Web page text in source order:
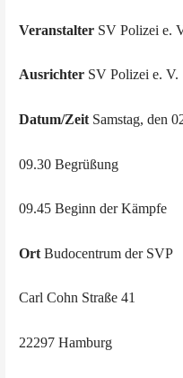
Veranstalter SV Polizei e.
Ausrichter SV Polizei e. V.
Datum/Zeit Samstag, den
09.30 Begrüßung
09.45 Beginn der Kämpfe
Ort Budocentrum der SVP
Carl Cohn Straße 41
22297 Hamburg